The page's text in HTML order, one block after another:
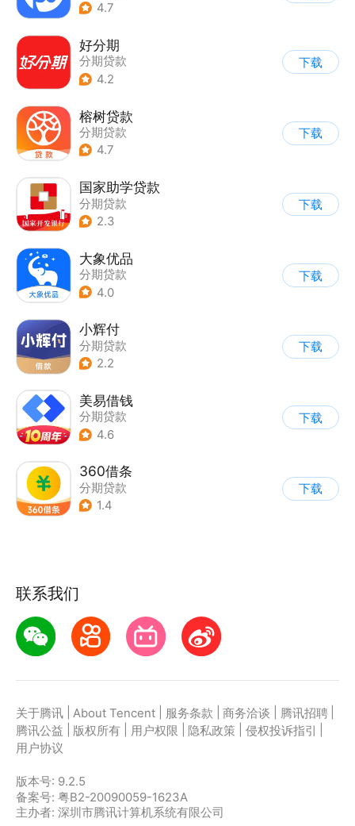
4.7
好分期
分期贷款
4.2
下载
榕树贷款
分期贷款
4.7
下载
国家助学贷款
分期贷款
2.3
下载
大象优品
分期贷款
4.0
下载
小辉付
分期贷款
2.2
下载
美易借钱
分期贷款
4.6
下载
360借条
分期贷款
1.4
下载
联系我们
关于腾讯 About Tencent 服务条款 商务洽谈 腾讯招聘
腾讯公益
版权所有 用户权限 隐私政策 侵权投诉指引
用户协议
版本号: 9.2.5
备案号: 粤B2-20090059-1623A
主办者: 深圳市腾讯计算机系统有限公司